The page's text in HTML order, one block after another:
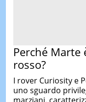
Perché Marte
rosso?
I rover Curiosity e
uno sguardo